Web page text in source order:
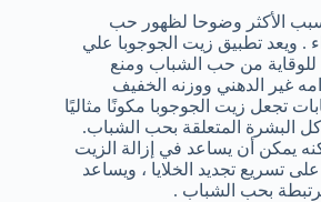
الأكثر وضوحا لظهور حب
. ويعد تطبيق زيت الجوجوبا علي
من حب الشباب ومنع
غير الدهني ووزنه الخفيف
تجعل زيت الجوجوبا مكونًا مثاليًا
البشرة المتعلقة بحب الشباب.
يمكن أن يساعد في إزالة الزيت
تسريع تجديد الخلايا ، ويساعد
بحب الشباب .